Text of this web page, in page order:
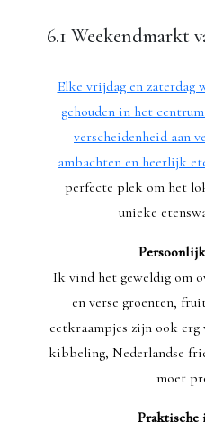
6.1 Weekendmarkt
Elke vrijdag en zaterdag
gehouden in het
verscheidenheid aan
ambachten en heerlijk
perfecte plek om het
unieke
Ik vind het geweldig om
en verse groenten,
eetkraampjes zijn ook
kibbeling, Nederlandse
moet
Praktische